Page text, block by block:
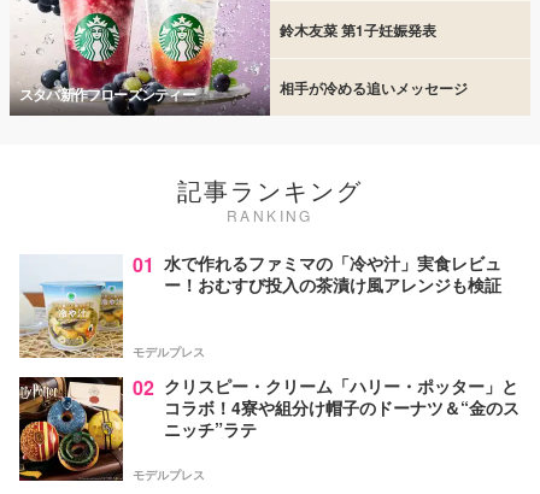
スタバ新作フローズンティー
鈴木友菜 第1子妊娠発表
相手が冷める追いメッセージ
記事ランキング
RANKING
01 水で作れるファミマの「冷や汁」実食レビュ
ー！おむすび投入の茶漬け風アレンジも検証
モデルプレス
02 クリスピー・クリーム「ハリー・ポッター」と
コラボ！4寮や組分け帽子のドーナツ＆“金のス
ニッチ”ラテ
モデルプレス